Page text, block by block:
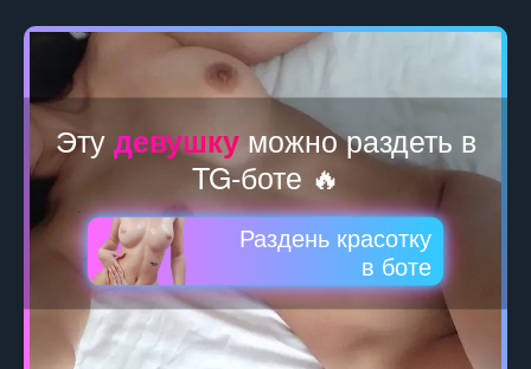
Этудевушкуможно раздеть в
TG-боте 🔥
Раздень красотку
в боте